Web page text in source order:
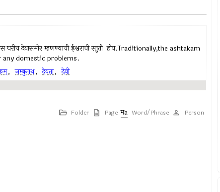
घरीच देवासमोर म्हणण्याची ईश्वराची स्तुती होय.Traditionally,the ashtakam
any domestic problems.
, जम्बुनाथ, देवता, देवी
Folder Page Word/Phrase Person